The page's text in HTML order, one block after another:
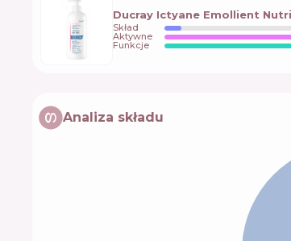
Ducray Ictyane Emollient
Skład
Aktywne
Funkcje
Analiza składu